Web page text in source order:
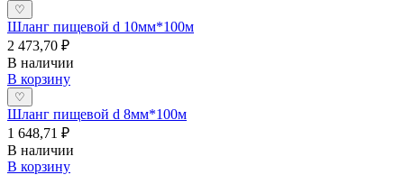
♡
Шланг пищевой d 10мм*100м
2 473,70 ₽
В наличии
В корзину
♡
Шланг пищевой d 8мм*100м
1 648,71 ₽
В наличии
В корзину